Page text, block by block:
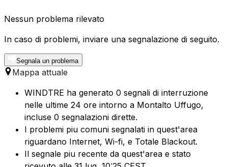
Nessun problema rilevato
In caso di problemi, inviare una segnalazione di seguito.
Segnala un problema
Mappa attuale
WINDTRE ha generato 0 segnali di interruzione
nelle ultime 24 ore intorno a Montalto Uffugo,
incluse 0 segnalazioni dirette.
I problemi piu comuni segnalati in quest'area
riguardano Internet, Wi-fi, e Totale Blackout.
Il segnale piu recente da quest'area e stato